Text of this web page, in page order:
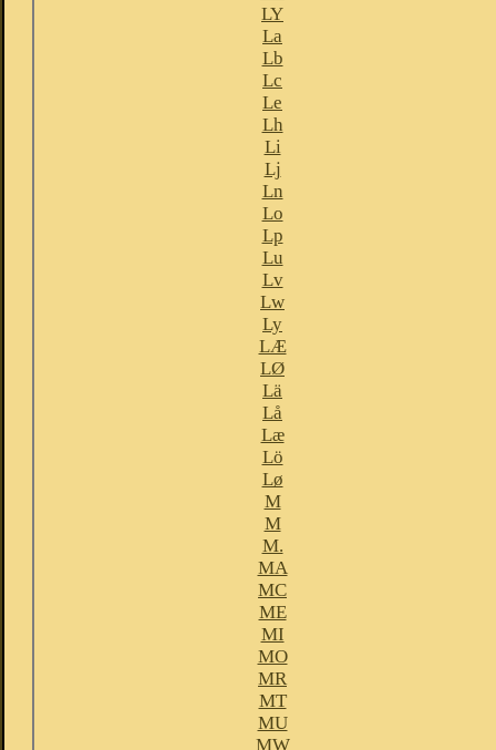
LY
La
Lb
Lc
Le
Lh
Li
Lj
Ln
Lo
Lp
Lu
Lv
Lw
Ly
LÆ
LØ
Lä
Lå
Læ
Lö
Lø
M
M
M.
MA
MC
ME
MI
MO
MR
MT
MU
MW